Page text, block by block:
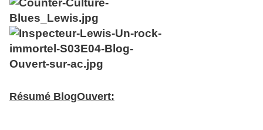
Résumé BlogOuvert: